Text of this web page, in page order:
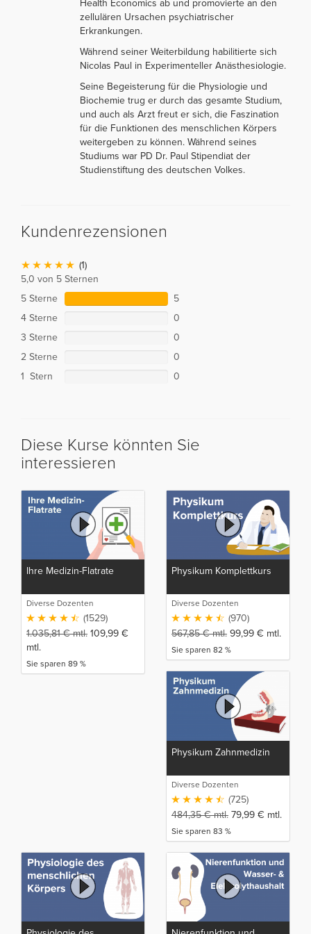
Health Economics ab und promovierte an den
zellulären Ursachen psychiatrischer
Erkrankungen.
Während seiner Weiterbildung habilitierte sich
Nicolas Paul in Experimenteller Anästhesiologie.
Seine Begeisterung für die Physiologie und
Biochemie trug er durch das gesamte Studium,
und auch als Arzt freut er sich, die Faszination
für die Funktionen des menschlichen Körpers
weitergeben zu können. Während seines
Studiums war PD Dr. Paul Stipendiat der
Studienstiftung des deutschen Volkes.
Kundenrezensionen
(1)
5,0 von 5 Sternen
5 Sterne
5
4 Sterne
0
3 Sterne
0
2 Sterne
0
1 Stern
0
Diese Kurse könnten Sie
interessieren
Ihre Medizin-Flatrate
Diverse Dozenten
(1529)
1.035,81€mtl. 109,99 €
mtl.
Sie sparen 89 %
Physikum Komplettkurs
Diverse Dozenten
(970)
567,85€mtl. 99,99 € mtl.
Sie sparen 82 %
Physikum Zahnmedizin
Diverse Dozenten
(725)
484,35€mtl. 79,99 € mtl.
Sie sparen 83 %